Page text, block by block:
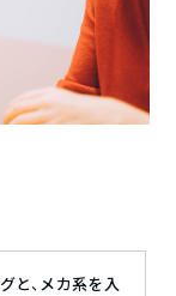
と、メカ系を入